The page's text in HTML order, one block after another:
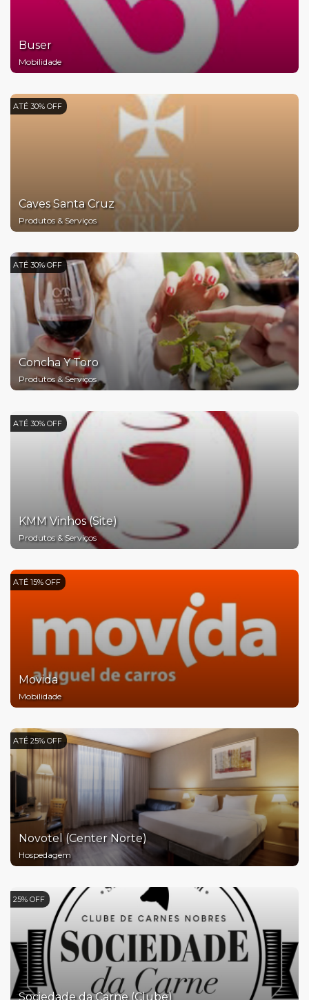
Buser
Mobilidade
ATÉ 30% OFF
Caves Santa Cruz
Produtos & Serviços
ATÉ 30% OFF
Concha Y Toro
Produtos & Serviços
ATÉ 30% OFF
KMM Vinhos (Site)
Produtos & Serviços
ATÉ 15% OFF
Movida
Mobilidade
ATÉ 25% OFF
Novotel (Center Norte)
Hospedagem
25% OFF
Sociedade da Carne (Clube)